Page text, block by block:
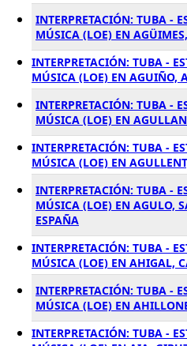
INTERPRETACIÓN: TUBA -
MÚSICA (LOE) EN
INTERPRETACIÓN: TUBA -
MÚSICA (LOE) EN AGUIÑO,
INTERPRETACIÓN: TUBA -
MÚSICA (LOE) EN
INTERPRETACIÓN: TUBA -
MÚSICA (LOE) EN
INTERPRETACIÓN: TUBA -
MÚSICA (LOE) EN AGULO,
ESPAÑA
INTERPRETACIÓN: TUBA -
MÚSICA (LOE) EN AHIGAL,
INTERPRETACIÓN: TUBA -
MÚSICA (LOE) EN
INTERPRETACIÓN: TUBA -